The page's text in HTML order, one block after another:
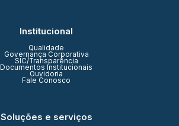
Institucional
Qualidade
Governança Corporativa
SIC/Transparência
Documentos Institucionais
Ouvidoria
Fale Conosco
Soluções e serviços